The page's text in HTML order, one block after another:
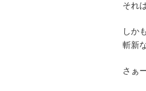
それ
しか
斬新
さぁ